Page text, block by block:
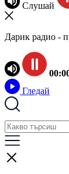
Слушай
Дарик радио -
Гледай